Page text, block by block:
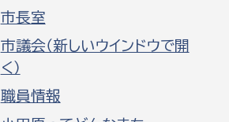
市長室
市議会（新しいウインドウで開
く）
職員情報